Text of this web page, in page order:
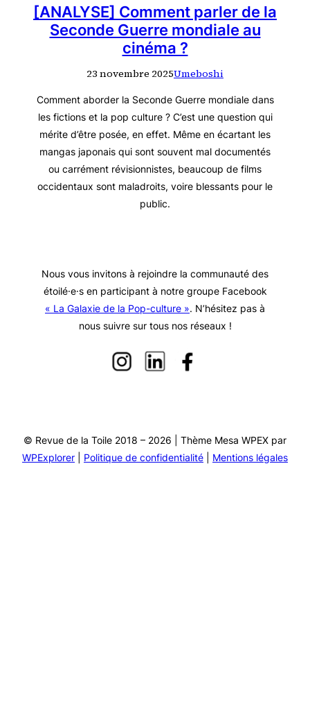
[ANALYSE] Comment parler de la
Seconde Guerre mondiale au
cinéma ?
23 novembre 2025Umeboshi
Comment aborder la Seconde Guerre mondiale dans
les fictions et la pop culture ? C’est une question qui
mérite d’être posée, en effet. Même en écartant les
mangas japonais qui sont souvent mal documentés
ou carrément révisionnistes, beaucoup de films
occidentaux sont maladroits, voire blessants pour le
public.
Nous vous invitons à rejoindre la communauté des
étoilé·e·s en participant à notre groupe Facebook
« La Galaxie de la Pop-culture ». N’hésitez pas à
nous suivre sur tous nos réseaux !
© Revue de la Toile 2018 – 2026 | Thème Mesa WPEX par
WPExplorer
Politique de confidentialité Mentions légales